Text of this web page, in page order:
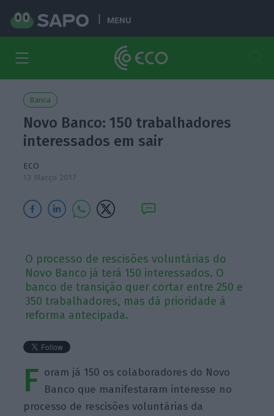
MENU
Banca
Novo Banco: 150 trabalhadores
interessados em sair
ECO
13 Março 2017
O processo de rescisões voluntárias do
Novo Banco já terá 150 interessados. O
banco de transição quer cortar entre 250 e
350 trabalhadores, mas dá prioridade à
reforma antecipada.
F oram já 150 os colaboradores do Novo
Banco que manifestaram interesse no
processo de rescisões voluntárias da